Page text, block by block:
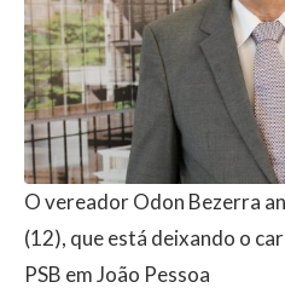
O vereador Odon Bezerra
(12), que está deixando o
PSB em João Pessoa